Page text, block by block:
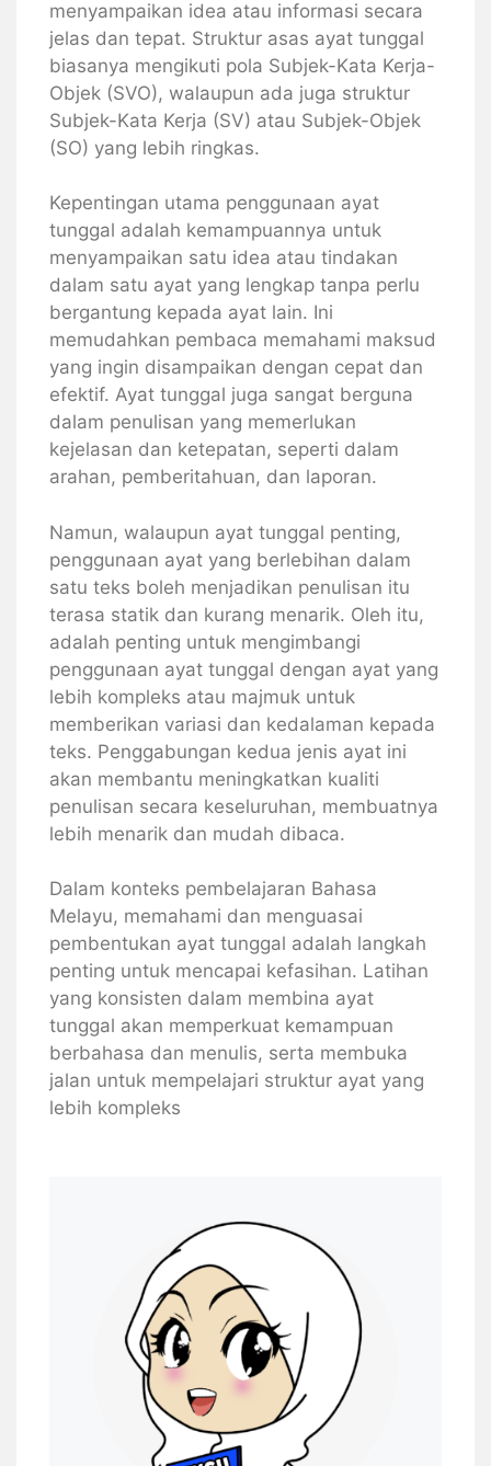
menyampaikan idea atau informasi secara
jelas dan tepat. Struktur asas ayat tunggal
biasanya mengikuti pola Subjek-Kata Kerja-
Objek (SVO), walaupun ada juga struktur
Subjek-Kata Kerja (SV) atau Subjek-Objek
(SO) yang lebih ringkas.
Kepentingan utama penggunaan ayat
tunggal adalah kemampuannya untuk
menyampaikan satu idea atau tindakan
dalam satu ayat yang lengkap tanpa perlu
bergantung kepada ayat lain. Ini
memudahkan pembaca memahami maksud
yang ingin disampaikan dengan cepat dan
efektif. Ayat tunggal juga sangat berguna
dalam penulisan yang memerlukan
kejelasan dan ketepatan, seperti dalam
arahan, pemberitahuan, dan laporan.
Namun, walaupun ayat tunggal penting,
penggunaan ayat yang berlebihan dalam
satu teks boleh menjadikan penulisan itu
terasa statik dan kurang menarik. Oleh itu,
adalah penting untuk mengimbangi
penggunaan ayat tunggal dengan ayat yang
lebih kompleks atau majmuk untuk
memberikan variasi dan kedalaman kepada
teks. Penggabungan kedua jenis ayat ini
akan membantu meningkatkan kualiti
penulisan secara keseluruhan, membuatnya
lebih menarik dan mudah dibaca.
Dalam konteks pembelajaran Bahasa
Melayu, memahami dan menguasai
pembentukan ayat tunggal adalah langkah
penting untuk mencapai kefasihan. Latihan
yang konsisten dalam membina ayat
tunggal akan memperkuat kemampuan
berbahasa dan menulis, serta membuka
jalan untuk mempelajari struktur ayat yang
lebih kompleks